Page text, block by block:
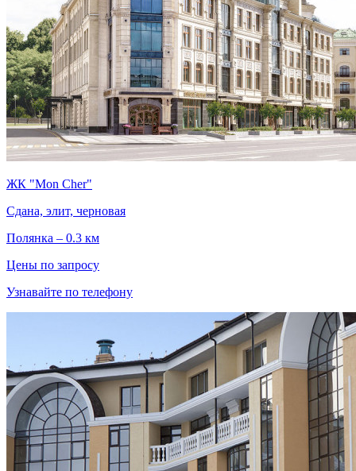
ЖК "Mon Cher"
Сдана, элит, черновая
Полянка – 0.3 км
Цены по запросу
Узнавайте по телефону